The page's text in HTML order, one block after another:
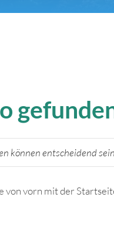
können entscheidend
von vorn mit der